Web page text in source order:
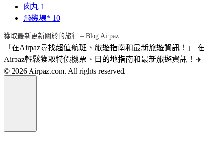
肉丸 1
飛機場* 10
獲取最新更新關於的旅行 – Blog Airpaz
「在Airpaz尋找超值航班、旅遊指南和最新旅遊資訊！」 在
Airpaz輕鬆獲取特價機票、目的地指南和最新旅遊資訊！✈️
© 2026 Airpaz.com. All rights reserved.